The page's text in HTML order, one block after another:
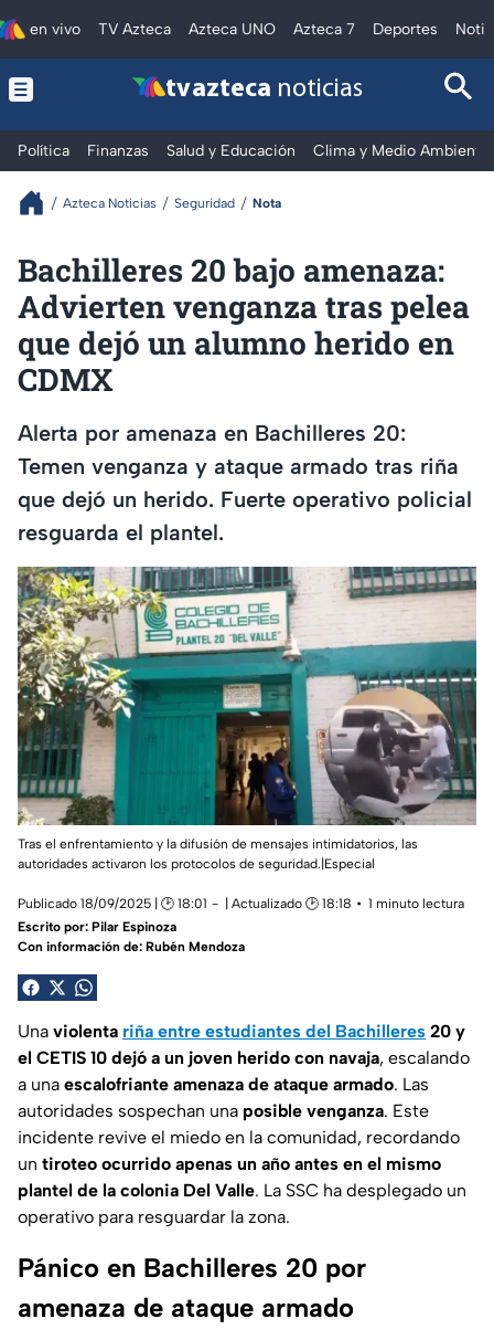
en vivo TV Azteca Azteca UNO Azteca 7 Deportes
tv azteca noticias
Política Finanzas Salud y Educación Clima y Medio Ambiente
Azteca Noticias Seguridad Nota
Bachilleres 20 bajo amenaza:
Advierten venganza tras pelea
que dejó un alumno herido en
CDMX
Alerta por amenaza en Bachilleres 20:
Temen venganza y ataque armado tras riña
que dejó un herido. Fuerte operativo policial
resguarda el plantel.
Tras el enfrentamiento y la difusión de mensajes intimidatorios, las
autoridades activaron los protocolos de seguridad.|Especial
Publicado 18/09/2025 | 🕑 18:01 | Actualizado 🕑 18:18
1 minuto lectura
Escrito por: Pilar Espinoza
Con información de: Rubén Mendoza
Una violenta riña entre estudiantes del Bachilleres 20 y
el CETIS 10 dejó a un joven herido con navaja, escalando
a una escalofriante amenaza de ataque armado. Las
autoridades sospechan una posible venganza. Este
incidente revive el miedo en la comunidad, recordando
un tiroteo ocurrido apenas un año antes en el mismo
plantel de la colonia Del Valle. La SSC ha desplegado un
operativo para resguardar la zona.
Pánico en Bachilleres 20 por
amenaza de ataque armado